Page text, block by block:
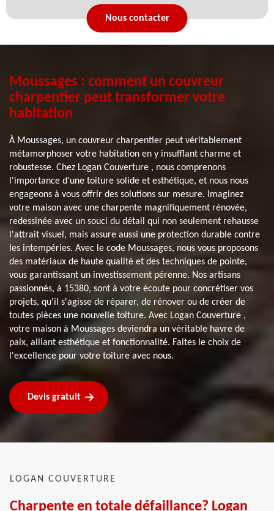
Nous contacter
Moussages : comment un couvreur
charpentier peut transformer votre
habitation
À Moussages, un couvreur charpentier peut véritablement
métamorphoser votre habitation en y insufflant charme et
robustesse. Chez Logan Couverture , nous comprenons
l'importance d'une toiture solide et esthétique, et nous nous
engageons à vous offrir des solutions sur mesure. Imaginez
votre maison avec une charpente magnifiquement rénovée,
redessinée avec un souci du détail qui non seulement rehausse
l'attrait visuel, mais assure aussi une protection durable contre
les intempéries. Avec le code Moussages, nous vous proposons
des matériaux de haute qualité et des techniques de pointe,
vous garantissant un investissement pérenne. Nos artisans
passionnés, à 15380, sont à votre écoute pour concrétiser vos
projets, qu'il s'agisse de réparer, de rénover ou de créer de
toutes pièces une nouvelle toiture. Avec Logan Couverture ,
votre maison à Moussages deviendra un véritable havre de
paix, alliant esthétique et fonctionnalité. Faites le choix de
l'excellence pour votre toiture avec nous.
Devis gratuit
LOGAN COUVERTURE
Charpente en totale défaillance? Logan